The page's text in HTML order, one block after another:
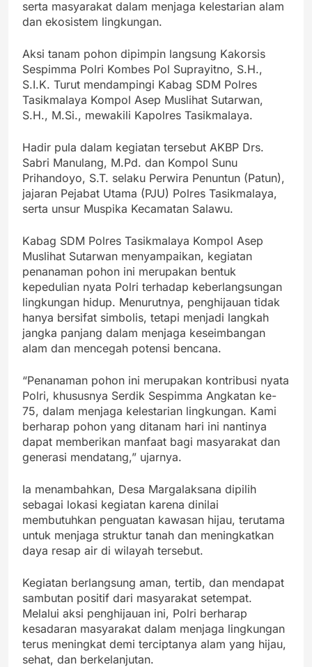
serta masyarakat dalam menjaga kelestarian alam
dan ekosistem lingkungan.
Aksi tanam pohon dipimpin langsung Kakorsis
Sespimma Polri Kombes Pol Suprayitno, S.H.,
S.I.K. Turut mendampingi Kabag SDM Polres
Tasikmalaya Kompol Asep Muslihat Sutarwan,
S.H., M.Si., mewakili Kapolres Tasikmalaya.
Hadir pula dalam kegiatan tersebut AKBP Drs.
Sabri Manulang, M.Pd. dan Kompol Sunu
Prihandoyo, S.T. selaku Perwira Penuntun (Patun),
jajaran Pejabat Utama (PJU) Polres Tasikmalaya,
serta unsur Muspika Kecamatan Salawu.
Kabag SDM Polres Tasikmalaya Kompol Asep
Muslihat Sutarwan menyampaikan, kegiatan
penanaman pohon ini merupakan bentuk
kepedulian nyata Polri terhadap keberlangsungan
lingkungan hidup. Menurutnya, penghijauan tidak
hanya bersifat simbolis, tetapi menjadi langkah
jangka panjang dalam menjaga keseimbangan
alam dan mencegah potensi bencana.
“Penanaman pohon ini merupakan kontribusi nyata
Polri, khususnya Serdik Sespimma Angkatan ke-
75, dalam menjaga kelestarian lingkungan. Kami
berharap pohon yang ditanam hari ini nantinya
dapat memberikan manfaat bagi masyarakat dan
generasi mendatang,” ujarnya.
Ia menambahkan, Desa Margalaksana dipilih
sebagai lokasi kegiatan karena dinilai
membutuhkan penguatan kawasan hijau, terutama
untuk menjaga struktur tanah dan meningkatkan
daya resap air di wilayah tersebut.
Kegiatan berlangsung aman, tertib, dan mendapat
sambutan positif dari masyarakat setempat.
Melalui aksi penghijauan ini, Polri berharap
kesadaran masyarakat dalam menjaga lingkungan
terus meningkat demi terciptanya alam yang hijau,
sehat, dan berkelanjutan.